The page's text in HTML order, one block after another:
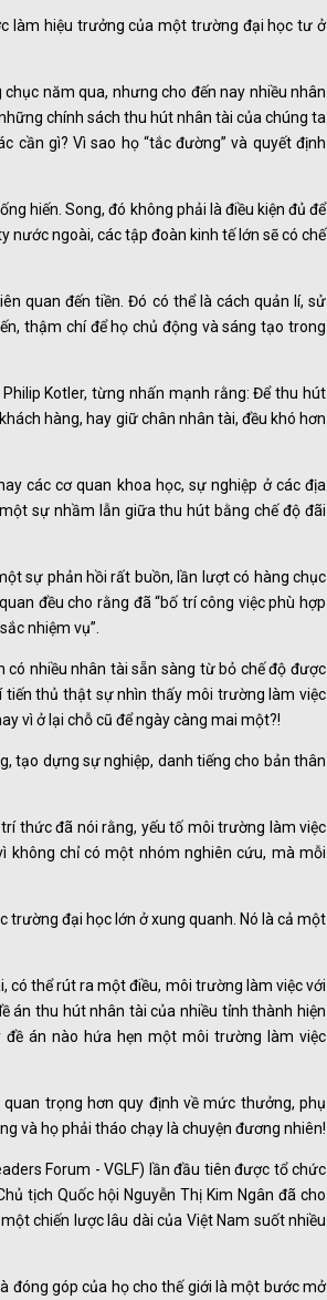
làm hiệu trưởng của một trường đại học tư ở
năm qua, nhưng cho đến nay nhiều nhân
chính sách thu hút nhân tài của chúng ta
cần gì? Vì sao họ “tắc đường” và quyết định
hiến. Song, đó không phải là điều kiện đủ để
nước ngoài, các tập đoàn kinh tế lớn sẽ có chế
quan đến tiền. Đó có thể là cách quản lí, sử
thậm chí để họ chủ động và sáng tạo trong
Kotler, từng nhấn mạnh rằng: Để thu hút
hàng, hay giữ chân nhân tài, đều khó hơn
các cơ quan khoa học, sự nghiệp ở các địa
sự nhầm lẫn giữa thu hút bằng chế độ đãi
sự phản hồi rất buồn, lần lượt có hàng chục
đều cho rằng đã “bố trí công việc phù hợp
nhiệm vụ”.
có nhiều nhân tài sẵn sàng từ bỏ chế độ được
tiến thủ thật sự nhìn thấy môi trường làm việc
vì ở lại chỗ cũ để ngày càng mai một?!
tạo dựng sự nghiệp, danh tiếng cho bản thân
thức đã nói rằng, yếu tố môi trường làm việc
không chỉ có một nhóm nghiên cứu, mà mỗi
trường đại học lớn ở xung quanh. Nó là cả một
có thể rút ra một điều, môi trường làm việc với
án thu hút nhân tài của nhiều tỉnh thành hiện
án nào hứa hẹn một môi trường làm việc
trọng hơn quy định về mức thưởng, phụ
và họ phải tháo chạy là chuyện đương nhiên!
Forum - VGLF) lần đầu tiên được tổ chức
tịch Quốc hội Nguyễn Thị Kim Ngân đã cho
chiến lược lâu dài của Việt Nam suốt nhiều
đóng góp của họ cho thế giới là một bước mở